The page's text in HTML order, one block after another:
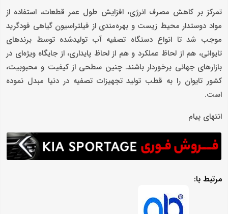
تمرکز بر کاهش مصرف انرژی، افزایش طول عمر قطعات، استفاده از
مواد دوستدار محیط زیست و بهره‌مندی از فیلتراسیون گیاهی فودگرید
موجب شد تا انواع دستگاه تصفیه آب تولیدشده توسط برندهای
تایوانی، هم از لحاظ عملکرد و هم از لحاظ پایداری، از جایگاه ویژه‌ای در
بازارهای جهانی برخوردار باشند. چنین سطحی از کیفیت و محبوبیت،
کشور تایوان را به قطب تولید تجهیزات تصفیه در دنیا مبدل نموده
است.
انتهای پیام
مرتبط با: